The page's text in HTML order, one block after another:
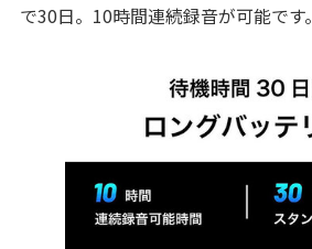
で30日。10時間連続録音が可能です。